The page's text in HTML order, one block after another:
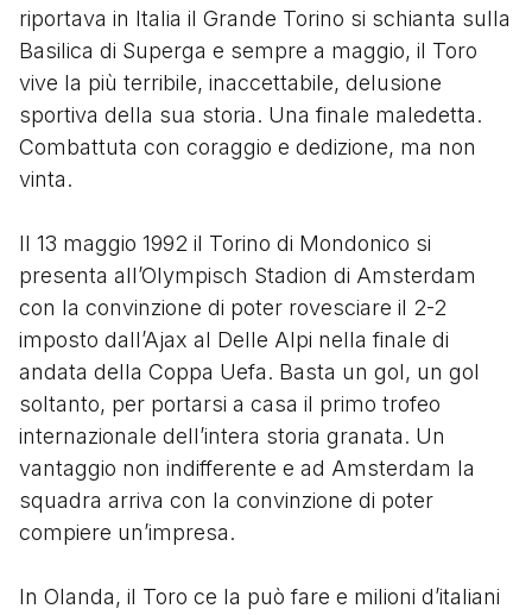
riportava in Italia il Grande Torino si schianta sulla
Basilica di Superga e sempre a maggio, il Toro
vive la più terribile, inaccettabile, delusione
sportiva della sua storia. Una finale maledetta.
Combattuta con coraggio e dedizione, ma non
vinta.
Il 13 maggio 1992 il Torino di Mondonico si
presenta all’Olympisch Stadion di Amsterdam
con la convinzione di poter rovesciare il 2-2
imposto dall’Ajax al Delle Alpi nella finale di
andata della Coppa Uefa. Basta un gol, un gol
soltanto, per portarsi a casa il primo trofeo
internazionale dell’intera storia granata. Un
vantaggio non indifferente e ad Amsterdam la
squadra arriva con la convinzione di poter
compiere un’impresa.
In Olanda, il Toro ce la può fare e milioni d’italiani